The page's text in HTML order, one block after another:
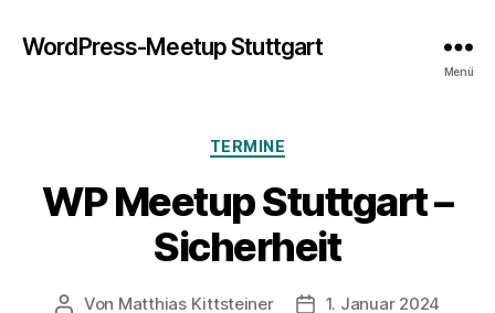
WordPress-Meetup Stuttgart
Menü
Kategorien
TERMINE
WP Meetup Stuttgart –
Sicherheit
Beitragsautor
Von Matthias Kittsteiner
1. Januar 2024